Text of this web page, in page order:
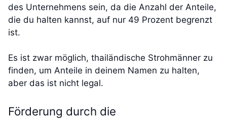
des Unternehmens sein, da die Anzahl der Anteile,
die du halten kannst, auf nur 49 Prozent begrenzt
ist.
Es ist zwar möglich, thailändische Strohmänner zu
finden, um Anteile in deinem Namen zu halten,
aber das ist nicht legal.
Förderung durch die